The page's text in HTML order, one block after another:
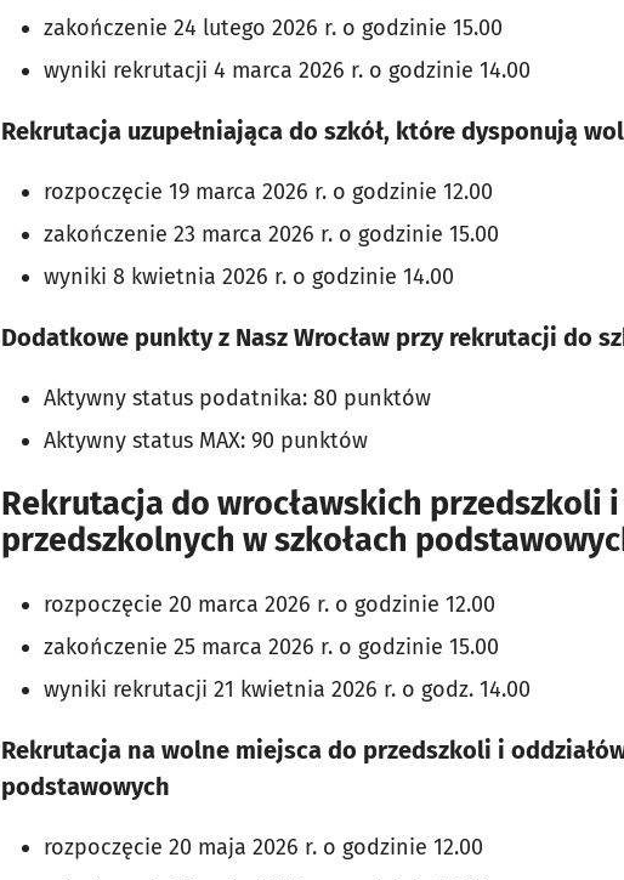
zakończenie 24 lutego 2026 r. o godzinie 15.00
wyniki rekrutacji 4 marca 2026 r. o godzinie 14.00
Rekrutacja uzupełniająca do szkół, które dysponują
rozpoczęcie 19 marca 2026 r. o godzinie 12.00
zakończenie 23 marca 2026 r. o godzinie 15.00
wyniki 8 kwietnia 2026 r. o godzinie 14.00
Dodatkowe punkty z Nasz Wrocław przy rekrutacji do
Aktywny status podatnika: 80 punktów
Aktywny status MAX: 90 punktów
Rekrutacja do wrocławskich przedszkoli
przedszkolnych w szkołach
rozpoczęcie 20 marca 2026 r. o godzinie 12.00
zakończenie 25 marca 2026 r. o godzinie 15.00
wyniki rekrutacji 21 kwietnia 2026 r. o godz. 14.00
Rekrutacja na wolne miejsca do przedszkoli i
podstawowych
rozpoczęcie 20 maja 2026 r. o godzinie 12.00